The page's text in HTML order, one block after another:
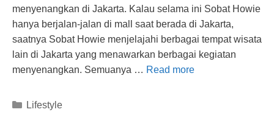
menyenangkan di Jakarta. Kalau selama ini Sobat Howie
hanya berjalan-jalan di mall saat berada di Jakarta,
saatnya Sobat Howie menjelajahi berbagai tempat wisata
lain di Jakarta yang menawarkan berbagai kegiatan
menyenangkan. Semuanya … Read more
Categories
Lifestyle